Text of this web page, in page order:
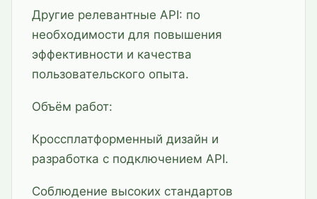
Другие релевантные API: по
необходимости для повышения
эффективности и качества
пользовательского опыта.
Объём работ:
Кроссплатформенный дизайн и
разработка с подключением API.
Соблюдение высоких стандартов